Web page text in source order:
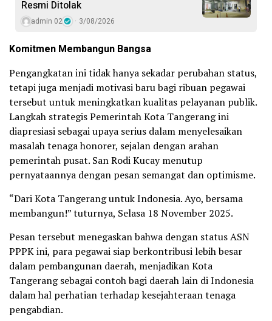
Resmi Ditolak
admin 02 3/08/2026
Komitmen Membangun Bangsa
Pengangkatan ini tidak hanya sekadar perubahan status,
tetapi juga menjadi motivasi baru bagi ribuan pegawai
tersebut untuk meningkatkan kualitas pelayanan publik.
Langkah strategis Pemerintah Kota Tangerang ini
diapresiasi sebagai upaya serius dalam menyelesaikan
masalah tenaga honorer, sejalan dengan arahan
pemerintah pusat. San Rodi Kucay menutup
pernyataannya dengan pesan semangat dan optimisme.
“Dari Kota Tangerang untuk Indonesia. Ayo, bersama
membangun!” tuturnya, Selasa 18 November 2025.
Pesan tersebut menegaskan bahwa dengan status ASN
PPPK ini, para pegawai siap berkontribusi lebih besar
dalam pembangunan daerah, menjadikan Kota
Tangerang sebagai contoh bagi daerah lain di Indonesia
dalam hal perhatian terhadap kesejahteraan tenaga
pengabdian.